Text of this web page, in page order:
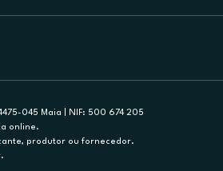
045 Maia | NIF: 500 674 205
online.
produtor ou fornecedor.